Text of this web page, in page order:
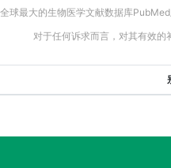
球最大的生物医学文献数据库
对于任何诉求而言，对其有效的